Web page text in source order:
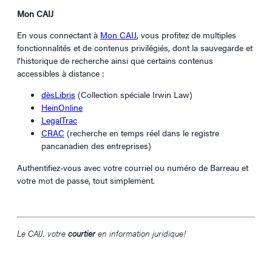
Mon CAIJ
En vous connectant à Mon CAIJ, vous profitez de multiples
fonctionnalités et de contenus privilégiés, dont la sauvegarde et
l’historique de recherche ainsi que certains contenus
accessibles à distance :
dèsLibris (Collection spéciale Irwin Law)
HeinOnline
LegalTrac
CRAC (recherche en temps réel dans le registre
pancanadien des entreprises)
Authentifiez-vous avec votre courriel ou numéro de Barreau et
votre mot de passe, tout simplement.
Le CAIJ, votre courtieren information juridique!